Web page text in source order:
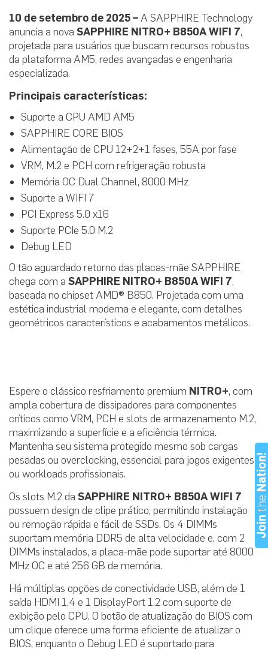
10 de setembro de 2025 –A SAPPHIRE Technology
anuncia a nova SAPPHIRE NITRO+ B850A WIFI 7,
projetada para usuários que buscam recursos robustos
da plataforma AM5, redes avançadas e engenharia
especializada.
Principais características:
Suporte a CPU AMD AM5
SAPPHIRE CORE BIOS
Alimentação de CPU 12+2+1 fases, 55A por fase
VRM, M.2 e PCH com refrigeração robusta
Memória OC Dual Channel, 8000 MHz
Suporte a WIFI 7
PCI Express 5.0 x16
Suporte PCIe 5.0 M.2
Debug LED
O tão aguardado retorno das placas-mãe SAPPHIRE
chega com a SAPPHIRE NITRO+ B850A WIFI 7,
baseada no chipset AMD® B850. Projetada com uma
estética industrial moderna e elegante, com detalhes
geométricos característicos e acabamentos metálicos.
Espere o clássico resfriamento premium NITRO+, com
ampla cobertura de dissipadores para componentes
críticos como VRM, PCH e slots de armazenamento M.2,
maximizando a superfície e a eficiência térmica.
Mantenha seu sistema protegido mesmo sob cargas
pesadas ou overclocking, essencial para jogos exigentes
ou workloads profissionais.
Os slots M.2 da SAPPHIRE NITRO+ B850A WIFI 7
possuem design de clipe prático, permitindo instalação
ou remoção rápida e fácil de SSDs. Os 4 DIMMs
suportam memória DDR5 de alta velocidade e, com 2
DIMMs instalados, a placa-mãe pode suportar até 8000
MHz OC e até 256 GB de memória.
Há múltiplas opções de conectividade USB, além de 1
saída HDMI 1.4 e 1 DisplayPort 1.2 com suporte de
exibição pelo CPU. O botão de atualização do BIOS com
um clique oferece uma forma eficiente de atualizar o
BIOS, enquanto o Debug LED é suportado para
Join
the
Nation!